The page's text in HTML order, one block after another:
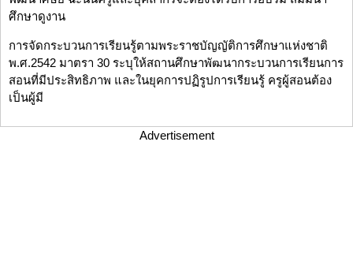
ศึกษาดูงาน
การจัดกระบวนการเรียนรู้ตามพระราชบัญญัติการศึกษาแห่งชาติ
พ.ศ.2542 มาตรา 30 ระบุให้สถานศึกษาพัฒนากระบวนการเรียนการ
สอนที่มีประสิทธิภาพ และในยุคการปฏิรูปการเรียนรู้ ครูผู้สอนต้อง
เป็นผู้มี
Advertisement